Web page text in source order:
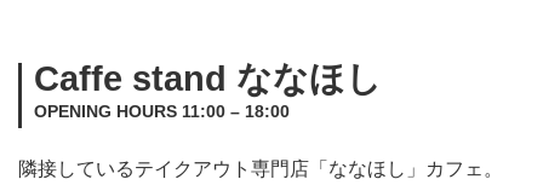
Caffe stand ななほし
OPENING HOURS 11:00 – 18:00
隣接しているテイクアウト専門店「ななほし」カフェ。